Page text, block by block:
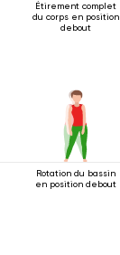
Étirement complet
du corps en position
debout
Rotation du bassin
en position debout